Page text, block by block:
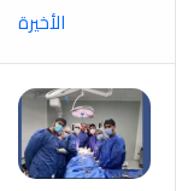
الأخيرة